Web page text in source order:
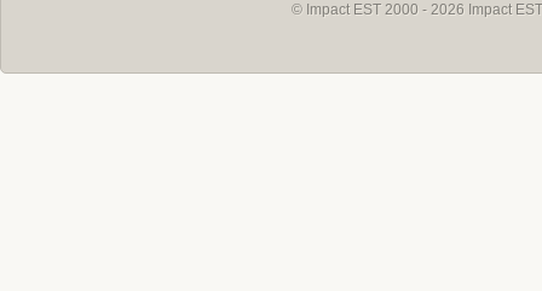
© Impact EST 2000 - 2026 Impact